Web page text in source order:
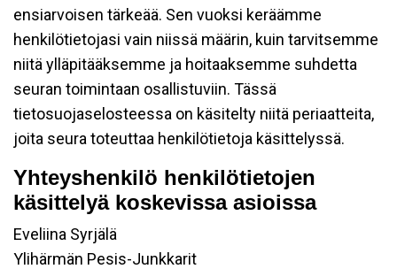
ensiarvoisen tärkeää. Sen vuoksi keräämme
henkilötietojasi vain niissä määrin, kuin tarvitsemme
niitä ylläpitääksemme ja hoitaaksemme suhdetta
seuran toimintaan osallistuviin. Tässä
tietosuojaselosteessa on käsitelty niitä periaatteita,
joita seura toteuttaa henkilötietoja käsittelyssä.
Yhteyshenkilö henkilötietojen
käsittelyä koskevissa asioissa
Eveliina Syrjälä
Ylihärmän Pesis-Junkkarit